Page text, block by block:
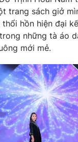
trang sách giở
thổi hồn hiện đại
những tà áo
mới mẻ.